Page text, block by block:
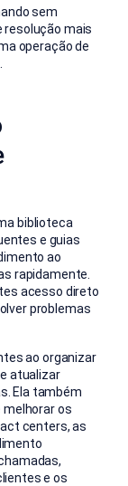
sem
mais
operação de
biblioteca
e guias
ao
rapidamente.
acesso direto
problemas
ao organizar
atualizar
Ela também
melhorar os
centers, as
e os